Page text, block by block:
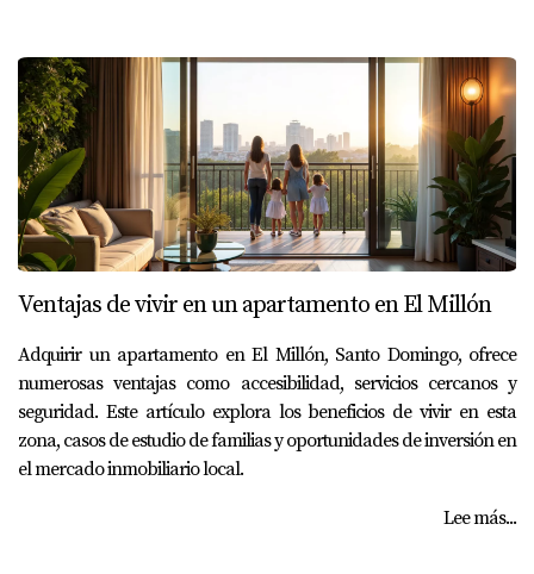
Ventajas de vivir en un apartamento en El Millón
Adquirir un apartamento en El Millón, Santo Domingo, ofrece
numerosas ventajas como accesibilidad, servicios cercanos y
seguridad. Este artículo explora los beneficios de vivir en esta
zona, casos de estudio de familias y oportunidades de inversión en
el mercado inmobiliario local.
Lee más...